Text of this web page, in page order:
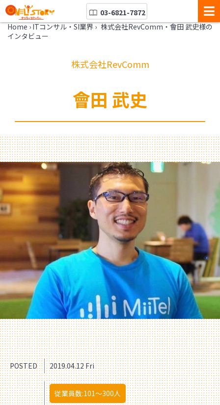
03-6821-7872
Home › ITコンサル・SI業界 › 株式会社RevComm・會田 武史様の
インタビュー
株式会社RevComm
會田 武史
POSTED 2019.04.12 Fri
従業員数:101〜300人